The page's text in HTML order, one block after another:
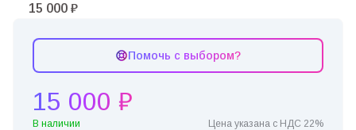
15 000 ₽
Помочь с выбором?
15 000 ₽
В наличии Цена указана с НДС 22%